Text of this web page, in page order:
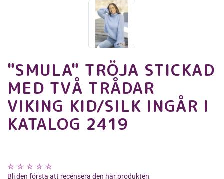
"SMULA" TRÖJA STICKAD
MED TVÅ TRÅDAR
VIKING KID/SILK INGÅR I
KATALOG 2419
Bli den första att recensera den här produkten